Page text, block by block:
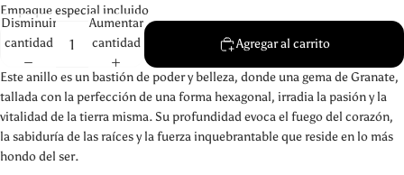
Empaque especial incluido
Disminuir
cantidad
Aumentar
cantidad
Agregar al carrito
Este anillo es un bastión de poder y belleza, donde una gema de Granate,
tallada con la perfección de una forma hexagonal, irradia la pasión y la
vitalidad de la tierra misma. Su profundidad evoca el fuego del corazón,
la sabiduría de las raíces y la fuerza inquebrantable que reside en lo más
hondo del ser.